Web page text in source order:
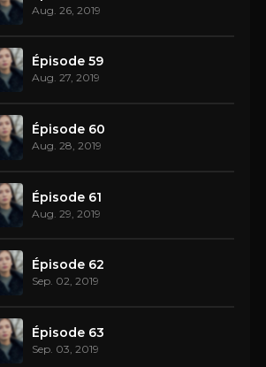
Aug. 26, 2019
Épisode 59
Aug. 27, 2019
Épisode 60
Aug. 28, 2019
Épisode 61
Aug. 29, 2019
Épisode 62
Sep. 02, 2019
Épisode 63
Sep. 03, 2019